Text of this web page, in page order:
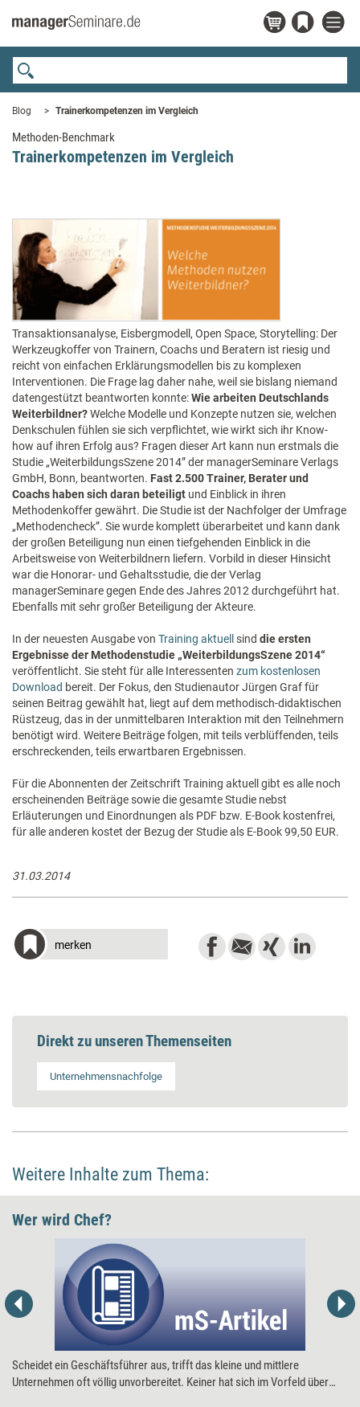
Blog Trainerkompetenzen im Vergleich
Methoden-Benchmark
Trainerkompetenzen im Vergleich
Transaktionsanalyse, Eisbergmodell, Open Space, Storytelling: Der
Werkzeugkoffer von Trainern, Coachs und Beratern ist riesig und
reicht von einfachen Erklärungsmodellen bis zu komplexen
Interventionen. Die Frage lag daher nahe, weil sie bislang niemand
datengestützt beantworten konnte:Wie arbeiten Deutschlands
Weiterbildner?Welche Modelle und Konzepte nutzen sie, welchen
Denkschulen fühlen sie sich verpflichtet, wie wirkt sich ihr Know-
how auf ihren Erfolg aus? Fragen dieser Art kann nun erstmals die
Studie „WeiterbildungsSzene 2014” der managerSeminare Verlags
GmbH, Bonn, beantworten. Fast 2.500 Trainer, Berater und
Coachs haben sich daran beteiligt und Einblick in ihren
Methodenkoffer gewährt. Die Studie ist der Nachfolger der Umfrage
„Methodencheck”. Sie wurde komplett überarbeitet und kann dank
der großen Beteiligung nun einen tiefgehenden Einblick in die
Arbeitsweise von Weiterbildnern liefern. Vorbild in dieser Hinsicht
war die Honorar- und Gehaltsstudie, die der Verlag
managerSeminare gegen Ende des Jahres 2012 durchgeführt hat.
Ebenfalls mit sehr großer Beteiligung der Akteure.
In der neuesten Ausgabe von Training aktuell sind die ersten
Ergebnisse der Methodenstudie „WeiterbildungsSzene 2014“
veröffentlicht. Sie steht für alle Interessenten zum kostenlosen
Download bereit. Der Fokus, den Studienautor Jürgen Graf für
seinen Beitrag gewählt hat, liegt auf dem methodisch-didaktischen
Rüstzeug, das in der unmittelbaren Interaktion mit den Teilnehmern
benötigt wird. Weitere Beiträge folgen, mit teils verblüffenden, teils
erschreckenden, teils erwartbaren Ergebnissen.
Für die Abonnenten der Zeitschrift Training aktuell gibt es alle noch
erscheinenden Beiträge sowie die gesamte Studie nebst
Erläuterungen und Einordnungen als PDF bzw. E-Book kostenfrei,
für alle anderen kostet der Bezug der Studie als E-Book 99,50 EUR.
31.03.2014
merken
Direkt zu unseren Themenseiten
Unternehmensnachfolge
Weitere Inhalte zum Thema:
Wer wird Chef?
Scheidet ein Geschäftsführer aus, trifft das kleine und mittlere
Unternehmen oft völlig unvorbereitet. Keiner hat sich im Vorfeld über